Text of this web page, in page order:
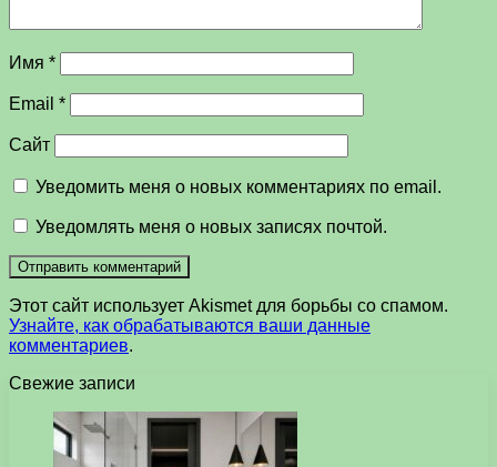
Имя *
Email *
Сайт
Уведомить меня о новых комментариях по email.
Уведомлять меня о новых записях почтой.
Этот сайт использует Akismet для борьбы со спамом.
Узнайте, как обрабатываются ваши данные
комментариев.
Свежие записи